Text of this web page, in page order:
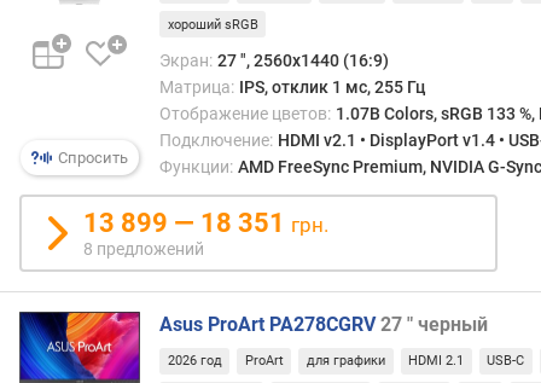
а
в
и
я
п
о
к
о
л
и
Спросить
хороший sRGB
Экран: 27 ", 2560x1440 (16:9)
Матрица: IPS, отклик 1 мс, 255 Гц
Отображение цветов: 1.07B Colors, sRGB 133 %,
Подключение: HDMI v2.1 • DisplayPort v1.4 •
Функции: AMD FreeSync Premium, NVIDIA G-
13 899 — 18 351 грн.
8 предложений
Asus ProArt PA278CGRV 27 " черный
2026 год ProArt для графики HDMI 2.1 USB-C